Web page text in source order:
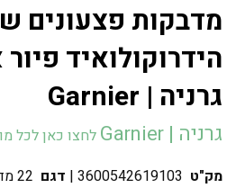
מדבקות פצעונים
הידרוקולואיד
גרניה | Garnier
גרניה | Garnier
לחצו כאן לכל
מק"ט 3600542619103
| דגם 22 מדבקות